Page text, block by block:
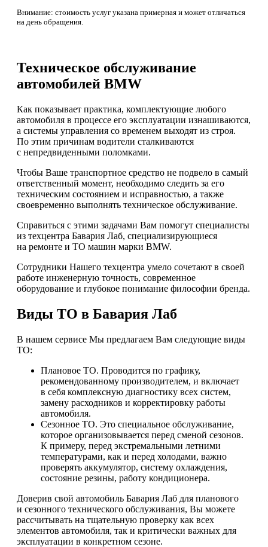
Внимание: стоимость услуг указана примерная и может отличаться
на день обращения.
Техническое обслуживание
автомобилей BMW
Как показывает практика, комплектующие любого
автомобиля в процессе его эксплуатации изнашиваются,
а системы управления со временем выходят из строя.
По этим причинам водители сталкиваются
с непредвиденными поломками.
Чтобы Ваше транспортное средство не подвело в самый
ответственный момент, необходимо следить за его
техническим состоянием и исправностью, а также
своевременно выполнять техническое обслуживание.
Справиться с этими задачами Вам помогут специалисты
из техцентра Бавария Лаб, специализирующиеся
на ремонте и ТО машин марки BMW.
Сотрудники Нашего техцентра умело сочетают в своей
работе инженерную точность, современное
оборудование и глубокое понимание философии бренда.
Виды ТО в Бавария Лаб
В нашем сервисе Мы предлагаем Вам следующие виды
ТО:
Плановое ТО. Проводится по графику,
рекомендованному производителем, и включает
в себя комплексную диагностику всех систем,
замену расходников и корректировку работы
автомобиля.
Сезонное ТО. Это специальное обслуживание,
которое организовывается перед сменой сезонов.
К примеру, перед экстремальными летними
температурами, как и перед холодами, важно
проверять аккумулятор, систему охлаждения,
состояние резины, работу кондиционера.
Доверив свой автомобиль Бавария Лаб для планового
и сезонного технического обслуживания, Вы можете
рассчитывать на тщательную проверку как всех
элементов автомобиля, так и критически важных для
эксплуатации в конкретном сезоне.